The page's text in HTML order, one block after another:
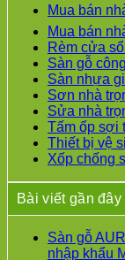
Mua bán
Mua bán
Rèm cửa
Sàn gỗ
Sàn nhựa
Sơn nhà
Sửa nhà
Tấm ốp sợi
Thiết bị vệ
Xốp chống
Bài viết gần đây
Sàn gỗ
nhập khẩu